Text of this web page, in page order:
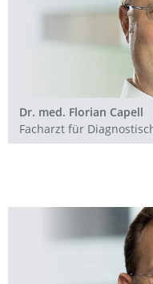
Dr. med. Florian Capell
Facharzt für